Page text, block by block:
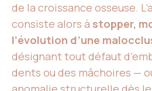
de la croissance osseuse.
consiste alors à stopper,
l’évolution d’une
désignant tout défaut
dents ou des mâchoires —